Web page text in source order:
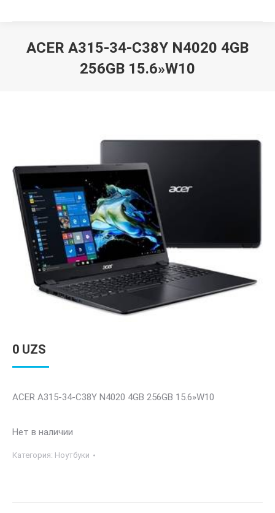
ACER A315-34-C38Y N4020 4GB
256GB 15.6»W10
0 UZS
ACER A315-34-C38Y N4020 4GB 256GB 15.6»W10
Нет в наличии
Категория: Ноутбуки